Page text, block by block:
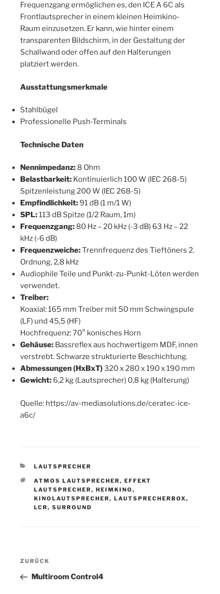
Frequenzgang ermöglichen es, den ICE A 6C als
Frontlautsprecher in einem kleinen Heimkino-
Raum einzusetzen. Er kann, wie hinter einem
transparenten Bildschirm, in der Gestaltung der
Schallwand oder offen auf den Halterungen
platziert werden.
Ausstattungsmerkmale
Stahlbügel
Professionelle Push-Terminals
Technische Daten
Nennimpedanz: 8 Ohm
Belastbarkeit: Kontinuierlich 100 W (IEC 268-5)
Spitzenleistung 200 W (IEC 268-5)
Empfindlichkeit:91 dB (1 m/1 W)
SPL:113 dB Spitze (1/2 Raum, 1m)
Frequenzgang: 80 Hz – 20 kHz (-3 dB) 63 Hz – 22
kHz (-6 dB)
Frequenzweiche:Trennfrequenz des Tieftöners 2.
Ordnung, 2,8 kHz
Audiophile Teile und Punkt-zu-Punkt-Löten werden
verwendet.
Treiber:
Koaxial: 165 mm Treiber mit 50 mm Schwingspule
(LF) und 45,5 (HF)
Hochfrequenz: 70° konisches Horn
Gehäuse: Bassreflex aus hochwertigem MDF, innen
verstrebt. Schwarze strukturierte Beschichtung.
Abmessungen (HxBxT)320 x 280 x 190 x 190 mm
Gewicht: 6,2 kg (Lautsprecher) 0,8 kg (Halterung)
Quelle: https://av-mediasolutions.de/ceratec-ice-
a6c/
KATEGORIEN
LAUTSPRECHER
SCHLAGWÖRTER
ATMOS LAUTSPRECHER, EFFEKT
LAUTSPRECHER, HEIMKINO ,
KINOLAUTSPRECHER, LAUTSPRECHERBOX,
LCR, SURROUND
Beitragsnavigation
Vorheriger
Beitrag
ZURÜCK
Multiroom Control4